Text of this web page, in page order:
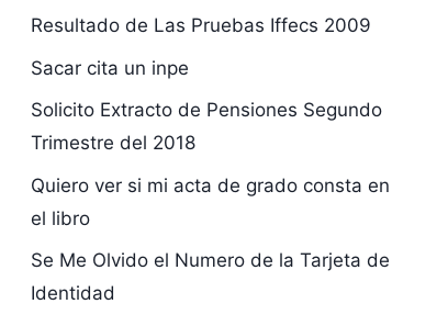
Resultado de Las Pruebas Iffecs 2009
Sacar cita un inpe
Solicito Extracto de Pensiones Segundo
Trimestre del 2018
Quiero ver si mi acta de grado consta en
el libro
Se Me Olvido el Numero de la Tarjeta de
Identidad